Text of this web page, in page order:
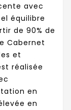
avec
équilibre
de 90% de
Cabernet
et
réalisée
en
en